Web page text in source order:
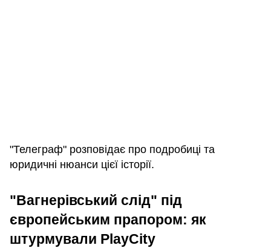
"Телеграф" розповідає про подробиці та
юридичні нюанси цієї історії.
"Вагнерівський слід" під
європейським прапором: як
штурмували PlayCity